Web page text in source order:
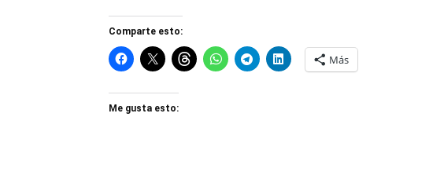
Comparte esto:
Más
Me gusta esto: